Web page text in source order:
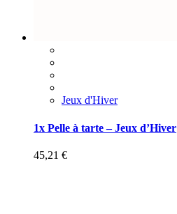
Jeux d'Hiver
1x Pelle à tarte – Jeux d’Hiver
45,21 €